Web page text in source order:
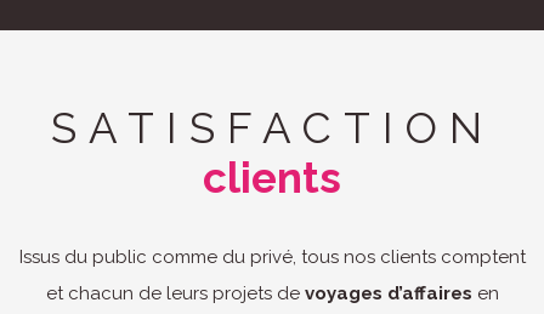
SATISFACTION
clients
Issus du public comme du privé, tous nos clients comptent
et chacun de leurs projets de voyages d’affaires en